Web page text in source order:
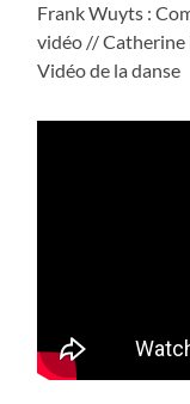
Frank Wuyts :
vidéo // Catherine
Vidéo de la danse